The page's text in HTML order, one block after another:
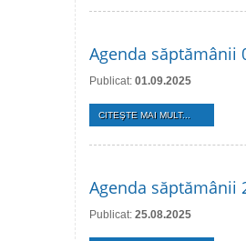
Agenda săptămânii
Publicat: 01.09.2025
CITEŞTE MAI MULT...
Agenda săptămânii
Publicat: 25.08.2025